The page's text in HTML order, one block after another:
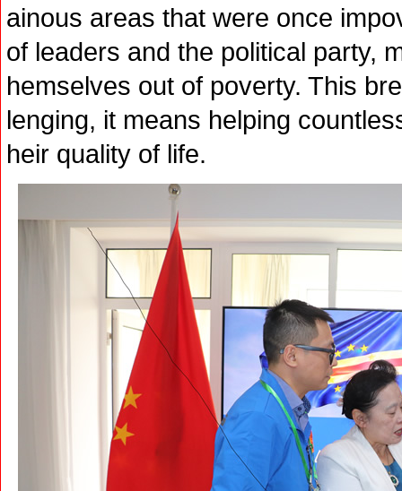
ainous areas that were once
of leaders and the political party,
hemselves out of poverty. This
lenging, it means helping
heir quality of life.